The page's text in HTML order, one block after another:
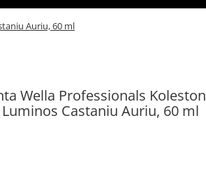
Auriu, 60 ml
Wella Professionals Koleston
Castaniu Auriu, 60 ml